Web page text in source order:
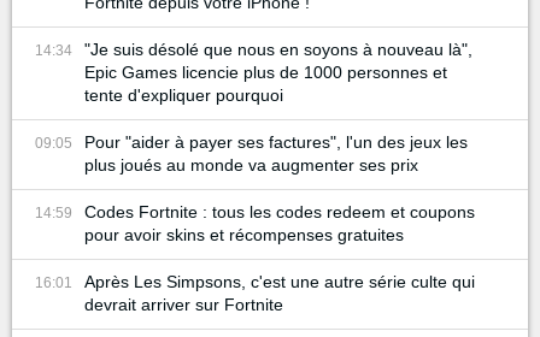
14:34
"Je suis désolé que nous en soyons à nouveau là",
Epic Games licencie plus de 1000 personnes et
tente d'expliquer pourquoi
09:05
Pour "aider à payer ses factures", l'un des jeux les
plus joués au monde va augmenter ses prix
14:59
Codes Fortnite : tous les codes redeem et coupons
pour avoir skins et récompenses gratuites
16:01
Après Les Simpsons, c'est une autre série culte qui
devrait arriver sur Fortnite